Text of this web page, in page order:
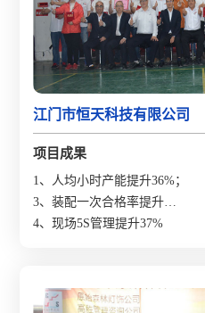
江门市恒天科技有限公司
项目成果
1、人均小时产能提升36%；
3、装配一次合格率提升
64%；
4、现场5S管理提升37%